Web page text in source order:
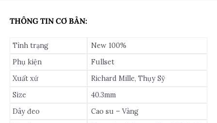
THÔNG TIN CƠ BẢN:
Tình trạng
New 100%
Phụ kiện
Fullset
Xuất xứ
Richard Mille, Thụy Sỹ
Size
40.3mm
Dây đeo
Cao su – Vàng